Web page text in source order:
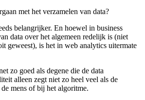
met het verzamelen van data?
belangrijker. En hoewel in business
data over het algemeen redelijk is (niet
geweest), is het in web analytics uitermate
zo goed als degene die de data
alleen zegt niet zo heel veel als de
mens of bij het algoritme.